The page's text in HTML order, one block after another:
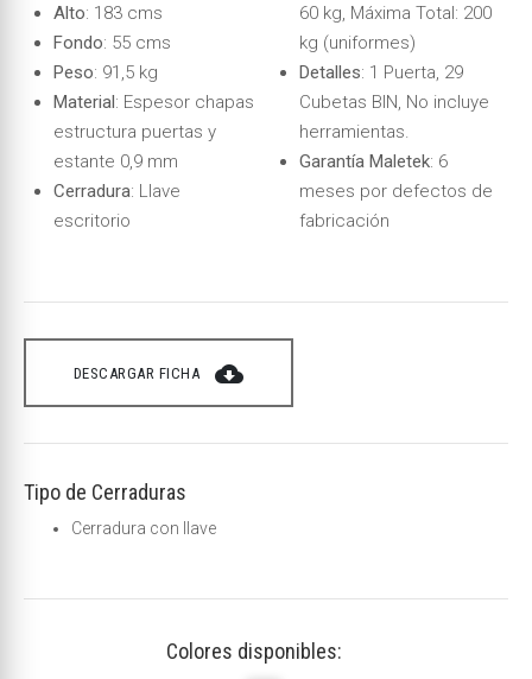
Alto: 183 cms
Fondo: 55 cms
Peso: 91,5 kg
Material: Espesor chapas
estructura puertas y
estante 0,9 mm
Cerradura: Llave
escritorio
60 kg, Máxima Total: 200
kg (uniformes)
Detalles: 1 Puerta, 29
Cubetas BIN, No incluye
herramientas.
Garantía Maletek: 6
meses por defectos de
fabricación
DESCARGAR FICHA cloud_download
Tipo de Cerraduras
Cerradura con llave
Colores disponibles: